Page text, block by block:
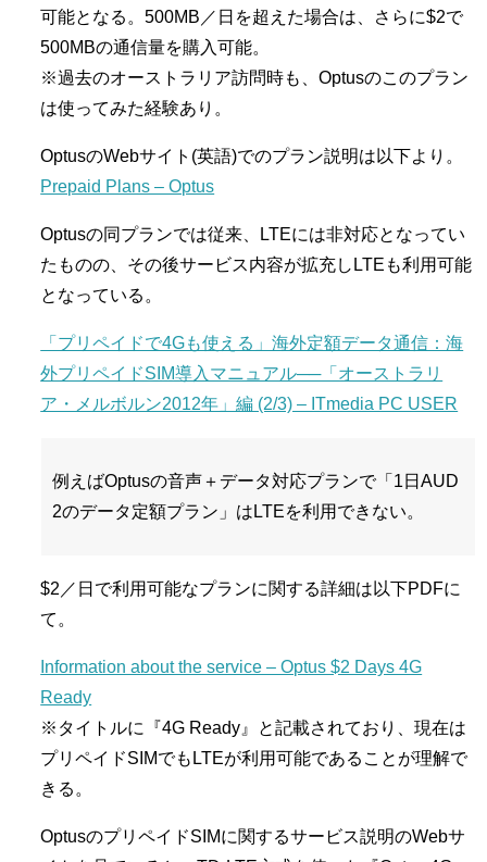
可能となる。500MB／日を超えた場合は、さらに$2で
500MBの通信量を購入可能。
※過去のオーストラリア訪問時も、Optusのこのプラン
は使ってみた経験あり。
OptusのWebサイト(英語)でのプラン説明は以下より。
Prepaid Plans – Optus
Optusの同プランでは従来、LTEには非対応となってい
たものの、その後サービス内容が拡充しLTEも利用可能
となっている。
「プリペイドで4Gも使える」海外定額データ通信：海
外プリペイドSIM導入マニュアル──「オーストラリ
ア・メルボルン2012年」編 (2/3) – ITmedia PC USER
例えばOptusの音声＋データ対応プランで「1日AUD
2のデータ定額プラン」はLTEを利用できない。
$2／日で利用可能なプランに関する詳細は以下PDFに
て。
Information about the service – Optus $2 Days 4G
Ready
※タイトルに『4G Ready』と記載されており、現在は
プリペイドSIMでもLTEが利用可能であることが理解で
きる。
OptusのプリペイドSIMに関するサービス説明のWebサ